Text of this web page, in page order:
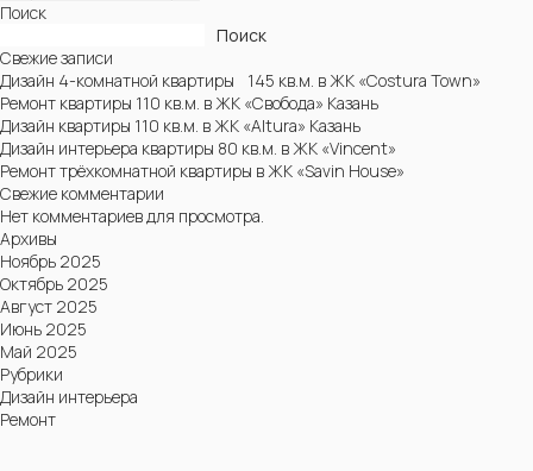
Поиск
Поиск
Свежие записи
Дизайн 4-комнатной квартиры 145 кв.м. в ЖК «Costura Town»
Ремонт квартиры 110 кв.м. в ЖК «Свобода» Казань
Дизайн квартиры 110 кв.м. в ЖК «Altura» Казань
Дизайн интерьера квартиры 80 кв.м. в ЖК «Vincent»
Ремонт трёхкомнатной квартиры в ЖК «Savin House»
Свежие комментарии
Нет комментариев для просмотра.
Архивы
Ноябрь 2025
Октябрь 2025
Август 2025
Июнь 2025
Май 2025
Рубрики
Дизайн интерьера
Ремонт